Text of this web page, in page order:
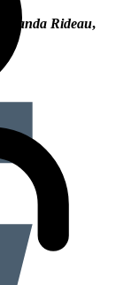
Véranda Rideau,